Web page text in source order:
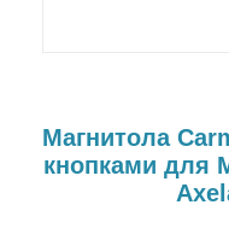
Магнитола
кнопками для